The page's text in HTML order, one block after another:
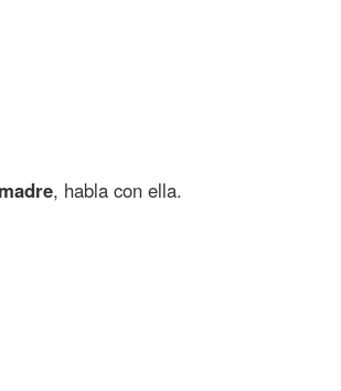
, habla con ella.